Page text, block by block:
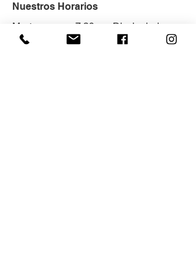
Nuestros Horarios
Martes
7:30 pm Discipulado